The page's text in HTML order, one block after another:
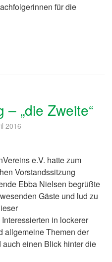
für die
„die Zweite“
2016
e.V. hatte zum
Vorstandssitzung
Ebba Nielsen begrüßte
Gäste und lud zu
in lockerer
allgemeine Themen der
einen Blick hinter die